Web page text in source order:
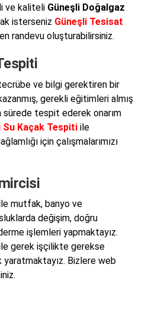
ve kaliteli Güneşli Doğalgaz
isterseniz Güneşli Tesisat
randevu oluşturabilirsiniz.
ve bilgi gerektiren bir
gerekli eğitimleri almış
sürede tespit ederek onarım
Su Kaçak Tespiti ile
için çalışmalarımızı
mutfak, banyo ve
değişim, doğru
işlemleri yapmaktayız.
gerek işçilikte gerekse
Bizlere web